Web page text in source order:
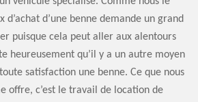
d’achat d’une benne demande un grand
puisque cela peut aller aux alentours
heureusement qu’il y a un autre moyen
satisfaction une benne. Ce que nous
offre, c’est le travail de location de